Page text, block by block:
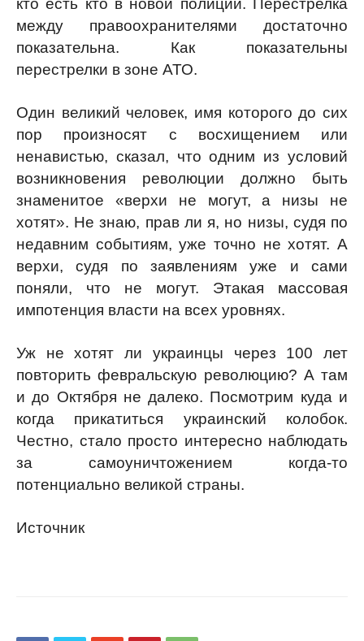
кто есть кто в новой полиции. Перестрелка
между правоохранителями достаточно
показательна. Как показательны
перестрелки в зоне АТО.
Один великий человек, имя которого до сих
пор произносят с восхищением или
ненавистью, сказал, что одним из условий
возникновения революции должно быть
знаменитое «верхи не могут, а низы не
хотят». Не знаю, прав ли я, но низы, судя по
недавним событиям, уже точно не хотят. А
верхи, судя по заявлениям уже и сами
поняли, что не могут. Этакая массовая
импотенция власти на всех уровнях.
Уж не хотят ли украинцы через 100 лет
повторить февральскую революцию? А там
и до Октября не далеко. Посмотрим куда и
когда прикатиться украинский колобок.
Честно, стало просто интересно наблюдать
за самоуничтожением когда-то
потенциально великой страны.
Источник